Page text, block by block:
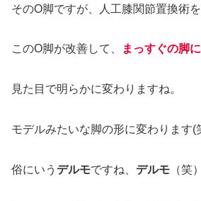
そのO脚ですが、人工膝関節置換術
このO脚が改善して、 まっすぐの脚
見た目で明らかに変わりますね。
モデルみたいな脚の形に変わります(
俗にいう デルモですね、 デルモ （笑）